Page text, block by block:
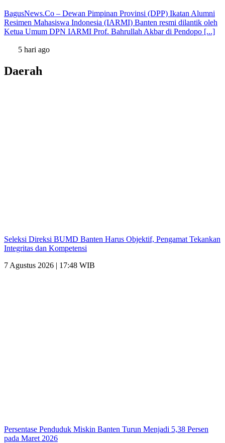
BagusNews.Co – Dewan Pimpinan Provinsi (DPP) Ikatan Alumni
Resimen Mahasiswa Indonesia (IARMI) Banten resmi dilantik oleh
Ketua Umum DPN IARMI Prof. Bahrullah Akbar di Pendopo [...]
5 hari ago
Daerah
Seleksi Direksi BUMD Banten Harus Objektif, Pengamat Tekankan
Integritas dan Kompetensi
7 Agustus 2026 | 17:48 WIB
Persentase Penduduk Miskin Banten Turun Menjadi 5,38 Persen
pada Maret 2026